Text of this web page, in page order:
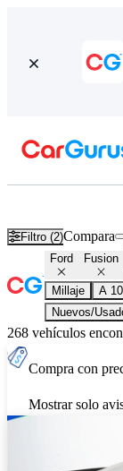
Filtro (2)Compara
Ford Fusion
Millaje A
Nuevos/
268 vehículos
Compra con
Mostrar solo